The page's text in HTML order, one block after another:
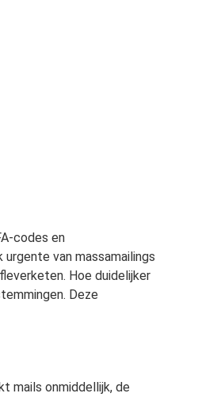
codes en
van massamailings
Hoe duidelijker
Deze
mails onmiddellijk, de